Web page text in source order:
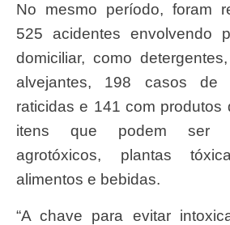
No mesmo período, foram registrados ainda
525 acidentes envolvendo
domiciliar, como
alvejantes, 198 casos de
raticidas e 141 com produtos
itens que podem ser
agrotóxicos, plantas
alimentos e bebidas.
“A chave para evitar intoxicações é garantir